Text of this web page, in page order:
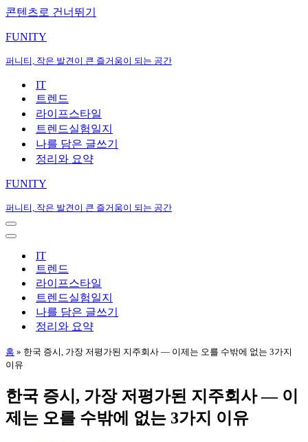
콘텐츠로 건너뛰기
FUNITY
퍼니티, 작은 발견이 큰 즐거움이 되는 공간
IT
트렌드
라이프스타일
트렌드실험일지
나를 담은 글쓰기
정리와 요약
FUNITY
퍼니티, 작은 발견이 큰 즐거움이 되는 공간
내
비
내
IT
트렌드
라이프스타일
트렌드실험일지
나를 담은 글쓰기
정리와 요약
홈 » 한국 증시, 가장 저평가된 지주회사 — 이제는 오를 수밖에 없는 3가지
이유
한국 증시, 가장 저평가된 지주회사 — 이
제는 오를 수밖에 없는 3가지 이유